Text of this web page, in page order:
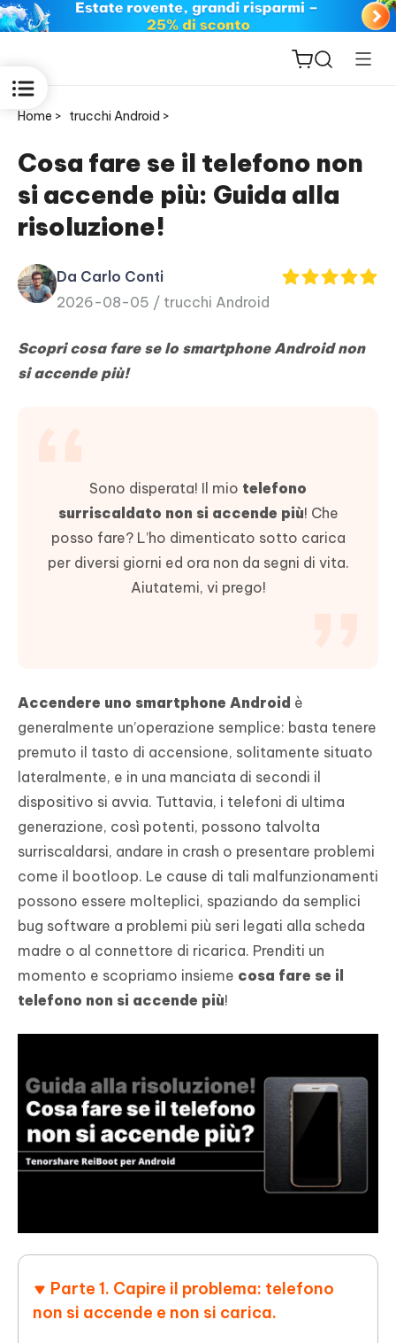
ReiBoot
for iOS
PDNob
PDF
New
iAnyGo
Home > trucchi Android >
Cosa fare se il telefono non
si accende più: Guida alla
risoluzione!
Da Carlo Conti
2026-08-05 / trucchi Android
Scopri cosa fare se lo smartphone Android non
si accende più!
Sono disperata! Il mio telefono
surriscaldato non si accende più! Che
posso fare? L’ho dimenticato sotto carica
per diversi giorni ed ora non da segni di vita.
Aiutatemi, vi prego!
Accendere uno smartphone Android è
generalmente un’operazione semplice: basta tenere
premuto il tasto di accensione, solitamente situato
lateralmente, e in una manciata di secondi il
dispositivo si avvia. Tuttavia, i telefoni di ultima
generazione, così potenti, possono talvolta
surriscaldarsi, andare in crash o presentare problemi
come il bootloop. Le cause di tali malfunzionamenti
possono essere molteplici, spaziando da semplici
bug software a problemi più seri legati alla scheda
madre o al connettore di ricarica. Prenditi un
momento e scopriamo insieme cosa fare se il
telefono non si accende più!
Parte 1. Capire il problema: telefono
non si accende e non si carica.